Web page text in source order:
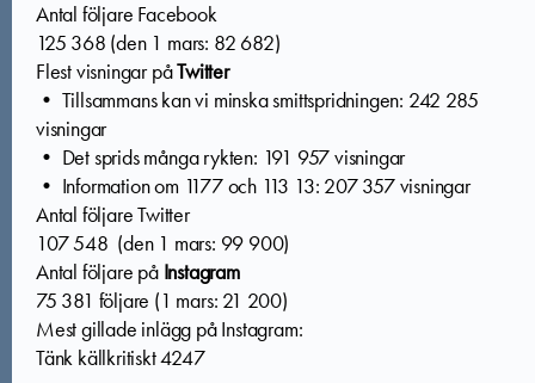
Antal följare Facebook
125 368 (den 1 mars: 82 682)
Flest visningar påTwitter
• Tillsammans kan vi minska smittspridningen: 242 285
visningar
• Det sprids många rykten: 191 957 visningar
• Information om 1177 och 113 13: 207 357 visningar
Antal följare Twitter
107 548 (den 1 mars: 99 900)
Antal följare på Instagram
75 381 följare (1 mars: 21 200)
Mest gillade inlägg på Instagram:
Tänk källkritiskt 4247